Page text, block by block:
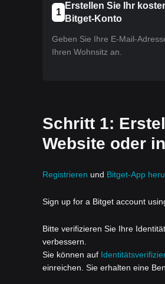
1
Erstellen Sie Ihr
Bitget-Konto
Geben Sie Ihre E-Mail-
Ihren Wohnsitz an.
Schritt 1:
Website oder
Registrieren und Bitget-App
Sign up for a Bitget account
Bitte verifizieren Sie Ihre
verbessern.
Sie können auf
einreichen. Sie erhalten eine